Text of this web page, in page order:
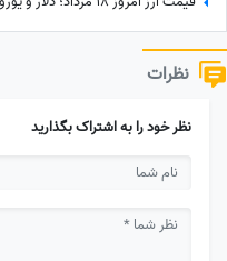
نظرات
نظر خود را به اشتراک بگذارید